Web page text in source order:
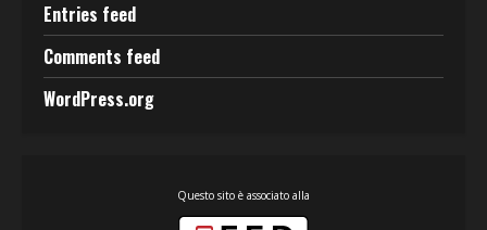
Entries feed
Comments feed
WordPress.org
Questo sito è associato alla